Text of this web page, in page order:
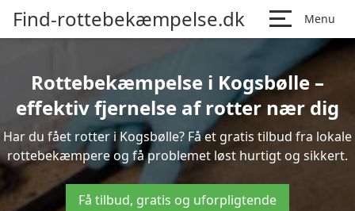
Find-rottebekæmpelse.dk Menu
Rottebekæmpelse i Kogsbølle –
effektiv fjernelse af rotter nær dig
Har du fået rotter i Kogsbølle? Få et gratis tilbud fra lokale
rottebekæmpere og få problemet løst hurtigt og sikkert.
Få tilbud, gratis og uforpligtende